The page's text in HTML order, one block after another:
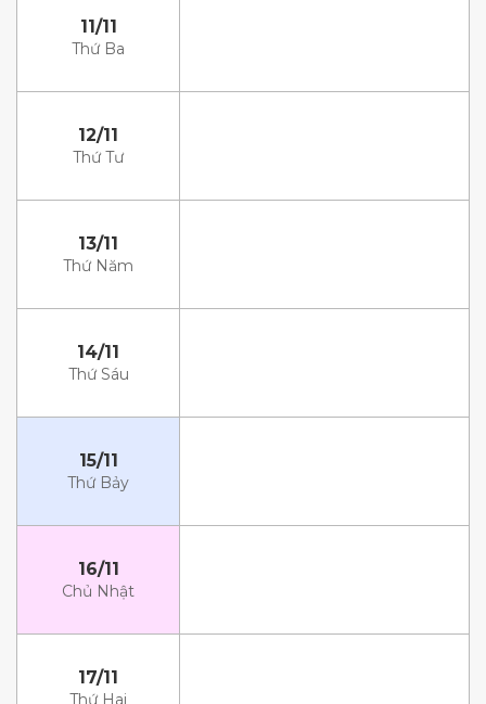
11/11
Thứ Ba
12/11
Thứ Tư
13/11
Thứ Năm
14/11
Thứ Sáu
15/11
Thứ Bảy
16/11
Chủ Nhật
17/11
Thứ Hai